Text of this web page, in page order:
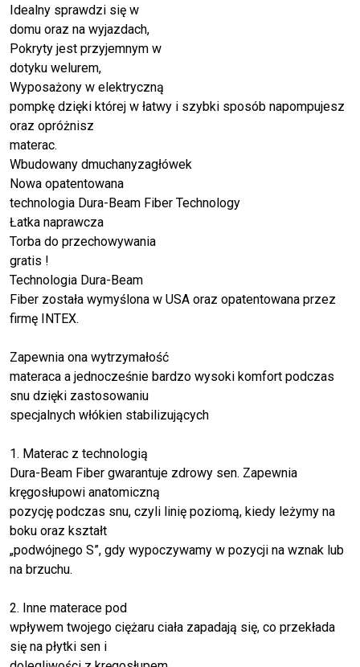
Idealny sprawdzi się w
domu oraz na wyjazdach,
Pokryty jest przyjemnym w
dotyku welurem,
Wyposażony w elektryczną
pompkę dzięki której w łatwy i szybki sposób napompujesz
oraz opróżnisz
materac.
Wbudowany dmuchanyzagłówek
Nowa opatentowana
technologia Dura-Beam Fiber Technology
Łatka naprawcza
Torba do przechowywania
gratis !
Technologia Dura-Beam
Fiber została wymyślona w USA oraz opatentowana przez
firmę INTEX.
Zapewnia ona wytrzymałość
materaca a jednocześnie bardzo wysoki komfort podczas
snu dzięki zastosowaniu
specjalnych włókien stabilizujących
1. Materac z technologią
Dura-Beam Fiber gwarantuje zdrowy sen. Zapewnia
kręgosłupowi anatomiczną
pozycję podczas snu, czyli linię poziomą, kiedy leżymy na
boku oraz kształt
„podwójnego S”, gdy wypoczywamy w pozycji na wznak lub
na brzuchu.
2. Inne materace pod
wpływem twojego ciężaru ciała zapadają się, co przekłada
się na płytki sen i